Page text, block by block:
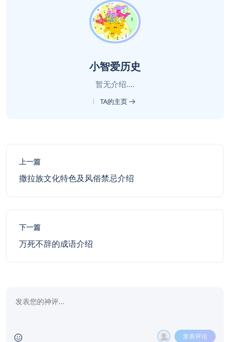
小智爱历史
暂无介绍....
TA的主页
上一篇
撒拉族文化特色及风俗禁忌介绍
下一篇
万死不辞的成语介绍
发表评论